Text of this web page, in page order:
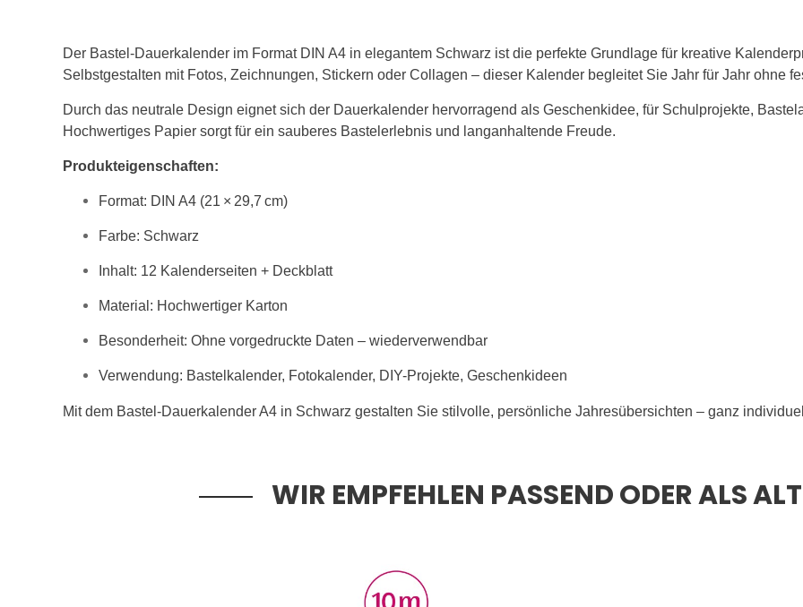
Der Bastel-Dauerkalender im Format DIN A4 in elegantem Schwarz ist die perfekte Grundlage für kreative
Selbstgestalten mit Fotos, Zeichnungen, Stickern oder Collagen – dieser Kalender begleitet Sie Jahr für Jahr ohne
Durch das neutrale Design eignet sich der Dauerkalender hervorragend als Geschenkidee, für Schulprojekte,
Hochwertiges Papier sorgt für ein sauberes Bastelerlebnis und langanhaltende Freude.
Produkteigenschaften:
Format: DIN A4 (21 × 29,7 cm)
Farbe: Schwarz
Inhalt: 12 Kalenderseiten + Deckblatt
Material: Hochwertiger Karton
Besonderheit: Ohne vorgedruckte Daten – wiederverwendbar
Verwendung: Bastelkalender, Fotokalender, DIY-Projekte, Geschenkideen
Mit dem Bastel-Dauerkalender A4 in Schwarz gestalten Sie stilvolle, persönliche Jahresübersichten – ganz
WIR EMPFEHLEN PASSEND ODER ALS